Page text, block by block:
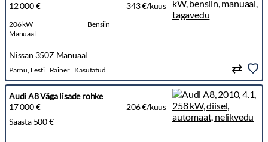
12 000 €
343 €/kuus
206 kW
Bensiin
Manuaal
Nissan 350Z Manuaal
Pärnu, Eesti Rainer Kasutatud
Audi A8 Väga lisade rohke
17 000 €
206 €/kuus
Säästa 500 €